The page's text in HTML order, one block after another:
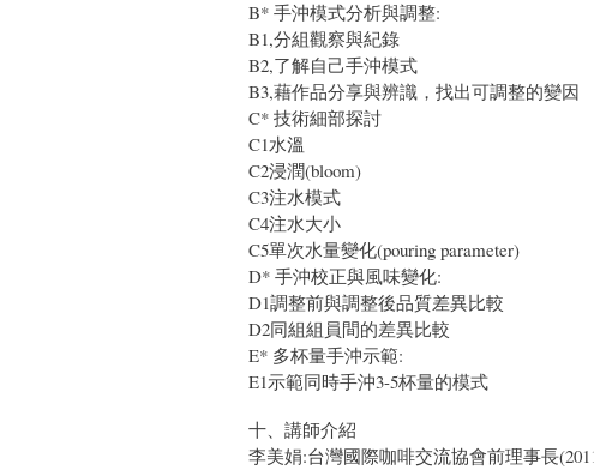
B* 手沖模式分析與調整:
B1,分組觀察與紀錄
B2,了解自己手沖模式
B3,藉作品分享與辨識，找出可調整的變因
C* 技術細部探討
C1水溫
C2浸潤(bloom)
C3注水模式
C4注水大小
C5單次水量變化(pouring parameter)
D* 手沖校正與風味變化:
D1調整前與調整後品質差異比較
D2同組組員間的差異比較
E* 多杯量手沖示範:
E1示範同時手沖3-5杯量的模式
十、講師介紹
李美娟:台灣國際咖啡交流協會前理事長